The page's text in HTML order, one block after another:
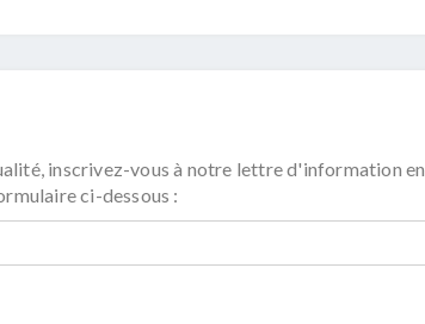
inscrivez-vous à notre lettre d'information en
ci-dessous :